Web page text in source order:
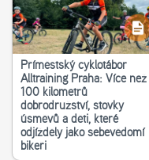
Příměstský cyklotábor
Alltraining Praha: Více než
100 kilometrů
dobrodružství, stovky
úsměvů a děti, které
odjížděly jako sebevědomí
bikeři